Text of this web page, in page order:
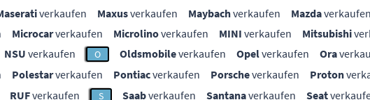
verkaufen Maxusverkaufen Maybachverkaufen Mazdaverkaufen
Microcarverkaufen Microlinoverkaufen MINI verkaufen Mitsubishi
NSU verkaufen O Oldsmobileverkaufen Opelverkaufen Ora
Polestarverkaufen Pontiacverkaufen Porscheverkaufen Proton
RUFverkaufen S Saabverkaufen Santanaverkaufen Seat